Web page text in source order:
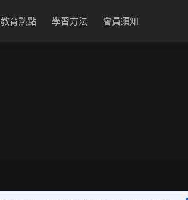
教育熱點 學習方法 會員須知